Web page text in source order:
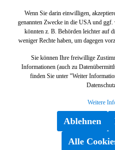
Wenn Sie darin einwilligen,
genannten Zwecke in die USA und
könnten z. B. Behörden leichter auf
weniger Rechte haben, um dagegen
Sie können Ihre freiwillige
Informationen (auch zu
finden Sie unter "Weiter
Weitere
Ablehnen
Alle